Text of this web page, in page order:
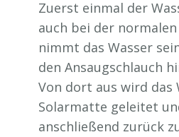
Zuerst einmal der
auch bei der
nimmt das Wasser
den Ansaugschlauch
Von dort aus wird das
Solarmatte geleitet
anschließend zurück